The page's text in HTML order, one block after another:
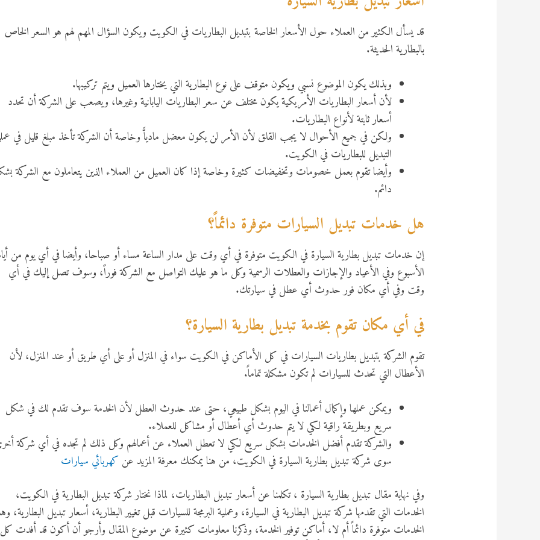
قد يسأل الكثير من العملاء حول الأسعار الخاصة بتبديل البطاريات في الكويت ويكون السؤال المهم لهم هو السعر الخاص
بالبطارية الحديثة.
وبذلك يكون الموضوع نسبي ويكون متوقف على نوع البطارية التي يختارها العميل ويتم تركيبها.
لأن أسعار البطاريات الأمريكية يكون مختلف عن سعر البطاريات اليابانية وغيرها، ويصعب على الشركة أن تحدد
أسعار ثابتة لأنواع البطاريات.
ولكن في جميع الأحوال لا يجب القلق لأن الأمر لن يكون معضل مادياًّ وخاصة أن الشركة تأخذ مبلغ قليل في
التبديل للبطاريات في الكويت.
وأيضا تقوم بعمل خصومات وتخفيضات كثيرة وخاصة إذا كان العميل من العملاء الذين يتعاملون مع الشركة
دائم.
هل خدمات تبديل السيارات متوفرة دائماً؟
إن خدمات تبديل بطارية السيارة في الكويت متوفرة في أي وقت على مدار الساعة مساء أو صباحا، وأيضا في أي يوم من
الأسبوع وفي الأعياد والإجازات والعطلات الرسمية وكل ما هو عليك التواصل مع الشركة فوراً، وسوف تصل إليك في أي
وقت وفي أي مكان فور حدوث أي عطل في سيارتك.
في أي مكان تقوم بخدمة تبديل بطارية السيارة؟
تقوم الشركة بتبديل بطاريات السيارات في كل الأماكن في الكويت سواء في المنزل أو على أي طريق أو عند المنزل، لأن
الأعطال التي تحدث للسيارات لم تكون مشكلة تماماً.
ويمكن عملها وإكمال أعمالنا في اليوم بشكل طبيعي، حتى عند حدوث العطل لأن الخدمة سوف تقدم لك في شكل
سريع وبطريقة راقية لكي لا يتم حدوث أي أعطال أو مشاكل للعملاء.
والشركة تقدم أفضل الخدمات بشكل سريع لكي لا تعطل العملاء عن أعمالهم وكل ذلك لم تجده في أي شركة
سوى شركة تبديل بطارية السيارة في الكويت، من هنا يمكنك معرفة المزيد عنكهربائي سيارات
وفي نهاية مقال تبديل بطارية السيارة ، تكلمنا عن أسعار تبديل البطاريات، لماذا نختار شركة تبديل البطارية في الكويت،
الخدمات التي تقدمها شركة تبديل البطارية في السيارة، وعملية البرمجة للسيارات قبل تغيير البطارية، أسعار تبديل البطارية،
الخدمات متوفرة دائماً أم لا، أماكن توفير الخدمة، وذكرنا معلومات كثيرة عن موضوع المقال وأرجو أن أكون قد أفدت كل